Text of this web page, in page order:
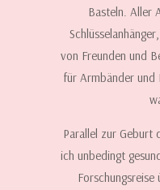
Basteln. Aller
von Freunden und
für Armbänder und
Parallel zur Geburt
ich unbedingt